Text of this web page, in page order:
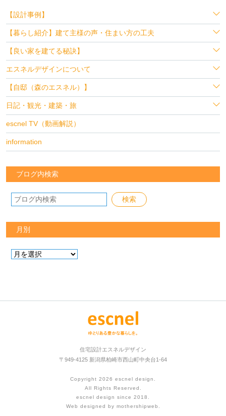
【設計事例】
【暮らし紹介】建て主様の声・住まい方の工夫
【良い家を建てる秘訣】
エスネルデザインについて
【自邸（森のエスネル）】
日記・観光・建築・旅
escnel TV（動画解説）
information
ブログ内検索
月別
住宅設計エスネルデザイン
〒949-4125 新潟県柏崎市西山町中央台1-64
Copyright 2026 escnel design
All Rights Reserved.
escnel design since 2018.
Web designed by mothershipweb